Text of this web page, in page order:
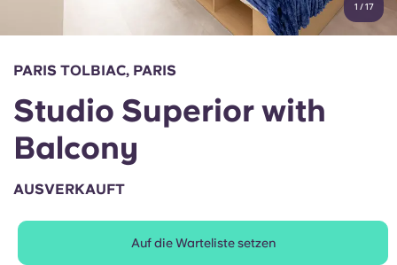
English (GB)
Chinese
Wähle ein Land aus
Anmelden
Jetzt buchen
1 /17
PARIS TOLBIAC, PARIS
Studio Superior with
Balcony
AUSVERKAUFT
Auf die Warteliste setzen